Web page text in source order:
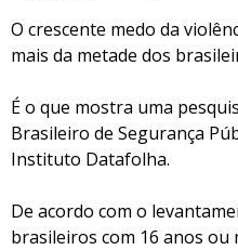
O crescente medo da
mais da metade dos
É o que mostra uma
Brasileiro de Segurança
Instituto Datafolha.
De acordo com o
brasileiros com 16 anos